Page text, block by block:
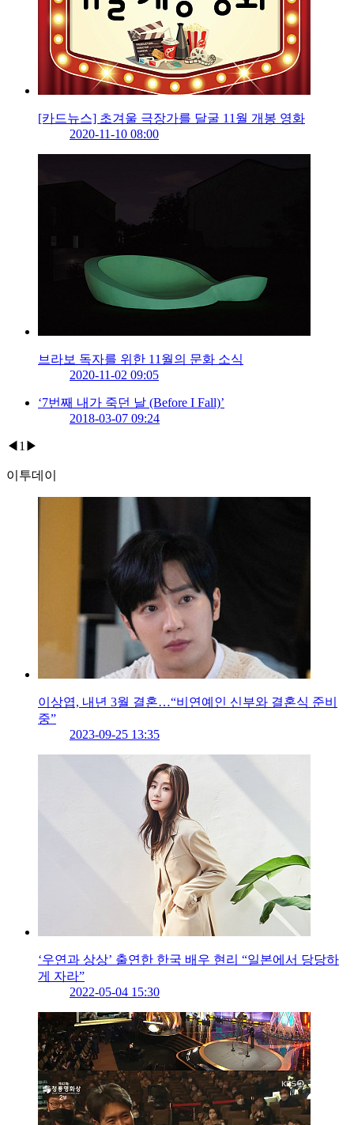
[카드뉴스] 초겨울 극장가를 달굴 11월 개봉 영화
2020-11-10 08:00
브라보 독자를 위한 11월의 문화 소식
2020-11-02 09:05
‘7번째 내가 죽던 날 (Before I Fall)’
2018-03-07 09:24
◀ 1 ▶
이투데이
이상엽, 내년 3월 결혼…“비연예인 신부와 결혼식 준비
중”
2023-09-25 13:35
‘우연과 상상’ 출연한 한국 배우 현리 “일본에서 당당하
게 자라”
2022-05-04 15:30